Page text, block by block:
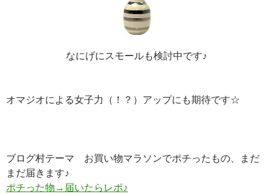
なにげにスモールも検討中です♪
オマジオによる女子力（！？）アップにも期待です☆
ブログ村テーマ お買い物マラソンでポチったもの、まだ
まだ届きます♪
ポチった物→届いたらレポ♪